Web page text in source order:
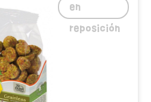
en
reposición